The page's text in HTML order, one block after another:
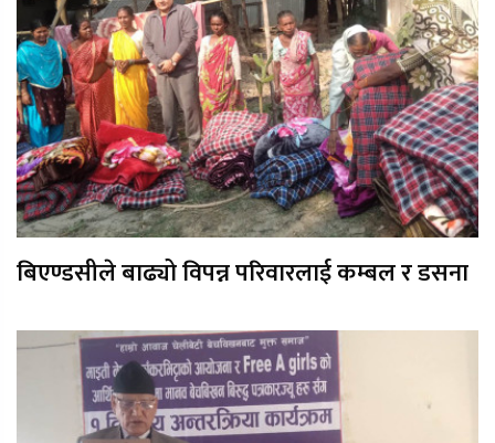
बिएण्डसीले बाढ्यो विपन्न परिवारलाई कम्बल र डसना